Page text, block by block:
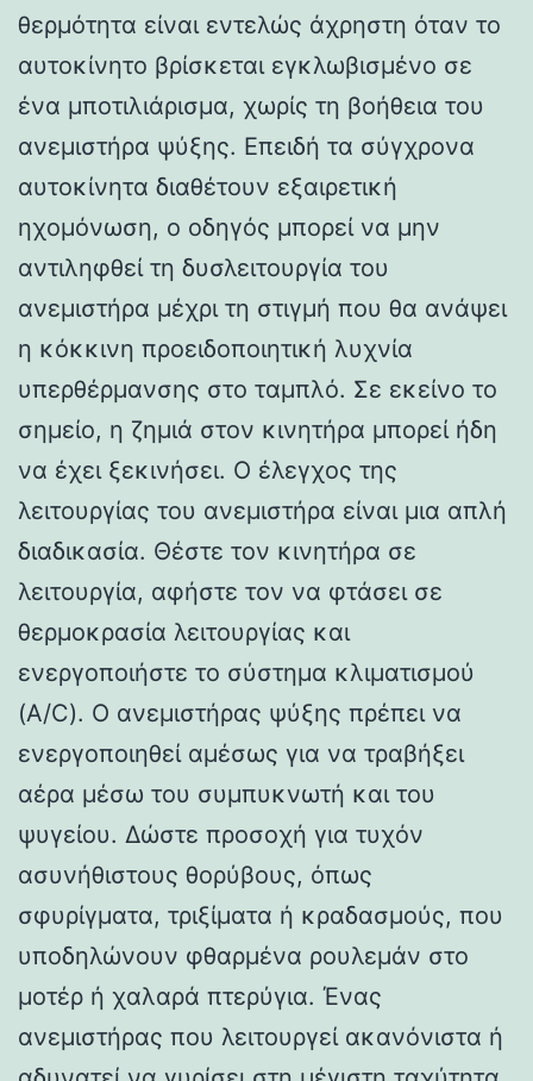
θερμότητα είναι εντελώς άχρηστη όταν το
αυτοκίνητο βρίσκεται εγκλωβισμένο σε
ένα μποτιλιάρισμα, χωρίς τη βοήθεια του
ανεμιστήρα ψύξης. Επειδή τα σύγχρονα
αυτοκίνητα διαθέτουν εξαιρετική
ηχομόνωση, ο οδηγός μπορεί να μην
αντιληφθεί τη δυσλειτουργία του
ανεμιστήρα μέχρι τη στιγμή που θα ανάψει
η κόκκινη προειδοποιητική λυχνία
υπερθέρμανσης στο ταμπλό. Σε εκείνο το
σημείο, η ζημιά στον κινητήρα μπορεί ήδη
να έχει ξεκινήσει. Ο έλεγχος της
λειτουργίας του ανεμιστήρα είναι μια απλή
διαδικασία. Θέστε τον κινητήρα σε
λειτουργία, αφήστε τον να φτάσει σε
θερμοκρασία λειτουργίας και
ενεργοποιήστε το σύστημα κλιματισμού
(A/C). Ο ανεμιστήρας ψύξης πρέπει να
ενεργοποιηθεί αμέσως για να τραβήξει
αέρα μέσω του συμπυκνωτή και του
ψυγείου. Δώστε προσοχή για τυχόν
ασυνήθιστους θορύβους, όπως
σφυρίγματα, τριξίματα ή κραδασμούς, που
υποδηλώνουν φθαρμένα ρουλεμάν στο
μοτέρ ή χαλαρά πτερύγια. Ένας
ανεμιστήρας που λειτουργεί ακανόνιστα ή